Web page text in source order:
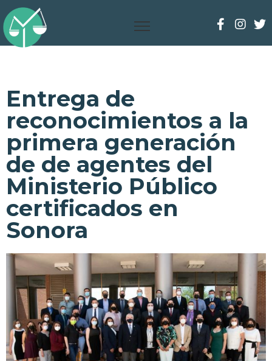
Entrega de
reconocimientos a la
primera generación
de de agentes del
Ministerio Público
certificados en
Sonora